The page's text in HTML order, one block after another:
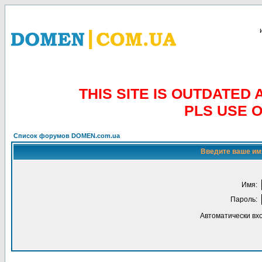
THIS SITE IS OUTDATED
PLS USE
Список форумов DOMEN.com.ua
Введите ваше
Имя:
Пароль:
Автоматически